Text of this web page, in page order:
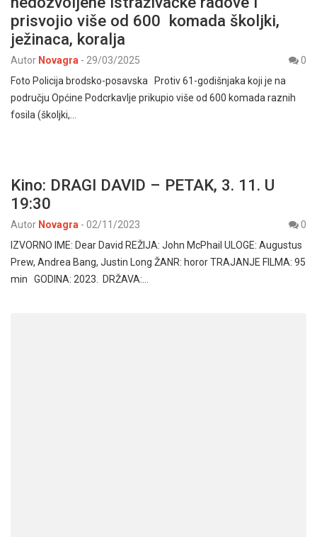
prisvojio više od 600 komada školjki,
ježinaca, koralja
Autor Novagra - 29/03/2025
0
Foto Policija brodsko-posavska Protiv 61-godišnjaka koji je na
području Općine Podcrkavlje prikupio više od 600 komada raznih
fosila (školjki,…
Kino: DRAGI DAVID – PETAK, 3. 11. U
19:30
Autor Novagra - 02/11/2023
0
IZVORNO IME: Dear David REŽIJA: John McPhail ULOGE: Augustus
Prew, Andrea Bang, Justin Long ŽANR: horor TRAJANJE FILMA: 95
min GODINA: 2023. DRŽAVA:…